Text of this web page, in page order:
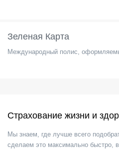
Зеленая Карта
Международный полис,
Страхование жизни и
Мы знаем, где лучше всего
сделаем это максимально быстро,